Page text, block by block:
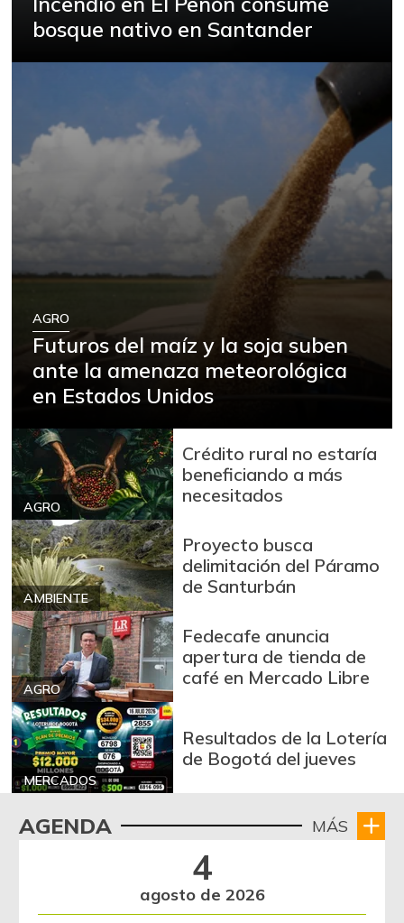
bosque nativo en Santander
AGRO
Futuros del maíz y la soja suben
ante la amenaza meteorológica
en Estados Unidos
AGRO
Crédito rural no estaría
beneficiando a más
necesitados
AMBIENTE
Proyecto busca
delimitación del Páramo
de Santurbán
AGRO
Fedecafe anuncia
apertura de tienda de
café en Mercado Libre
MERCADOS
Resultados de la Lotería
de Bogotá del jueves
AGENDA MÁS
4
agosto de 2026